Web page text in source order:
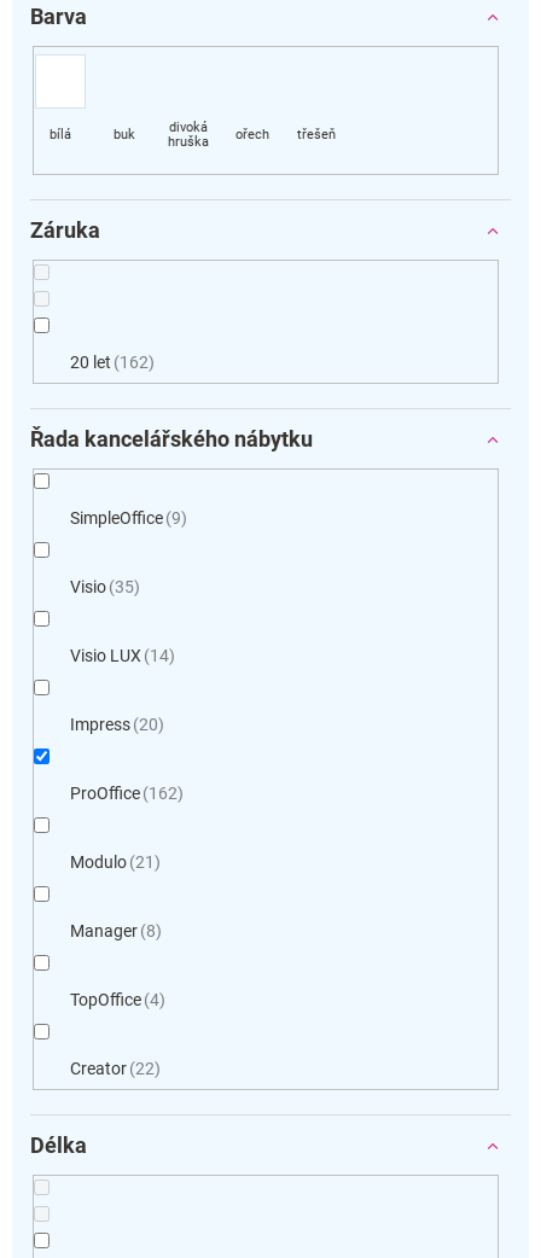
Barva
Záruka
20 let 162
Řada kancelářského nábytku
SimpleOffice 9
Visio 35
Visio LUX 14
Impress 20
ProOffice 162
Modulo 21
Manager 8
TopOffice 4
Creator 22
Délka